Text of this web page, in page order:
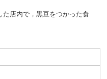
店内で，黒豆をつかった食